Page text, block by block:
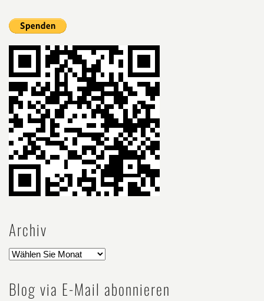
Archiv
Blog via E-Mail abonnieren